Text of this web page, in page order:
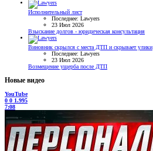
Исполнительный лист
Последнее: Lawyers
23 Июл 2026
Взыскание долгов - юридическая консультация
Виновник скрылся с места ДТП и скрывает улики
Последнее: Lawyers
23 Июл 2026
Возмещение ущерба после ДТП
Новые видео
YouTube
0 0 1.995
7:08